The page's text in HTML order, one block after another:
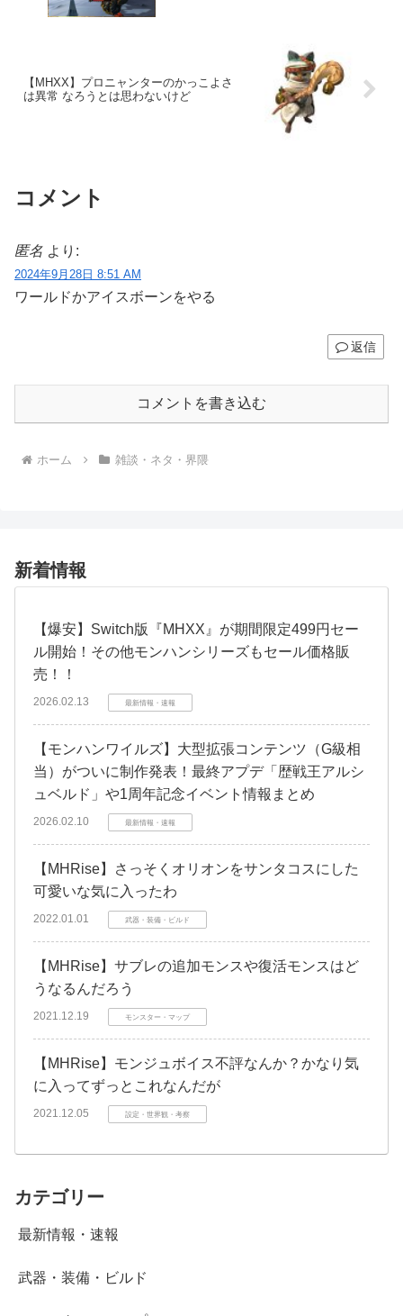
【MHXX】プロニャンターのかっこよさ
は異常 なろうとは思わないけど
コメント
匿名 より:
2024年9月28日 8:51 AM
ワールドかアイスボーンをやる
返信
コメントを書き込む
ホーム 雑談・ネタ・界隈
新着情報
【爆安】Switch版『MHXX』が期間限定499円セー
ル開始！その他モンハンシリーズもセール価格販
売！！
2026.02.13 最新情報・速報
【モンハンワイルズ】大型拡張コンテンツ（G級相
当）がついに制作発表！最終アプデ「歴戦王アルシ
ュベルド」や1周年記念イベント情報まとめ
2026.02.10 最新情報・速報
【MHRise】さっそくオリオンをサンタコスにした
可愛いな気に入ったわ
2022.01.01 武器・装備・ビルド
【MHRise】サブレの追加モンスや復活モンスはど
うなるんだろう
2021.12.19 モンスター・マップ
【MHRise】モンジュボイス不評なんか？かなり気
に入ってずっとこれなんだが
2021.12.05 設定・世界観・考察
カテゴリー
最新情報・速報
武器・装備・ビルド